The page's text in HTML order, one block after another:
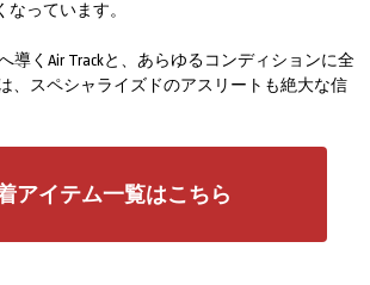
なっています。
導くAir Trackと、あらゆるコンディションに全
、スペシャライズドのアスリートも絶大な信
アイテム一覧はこちら